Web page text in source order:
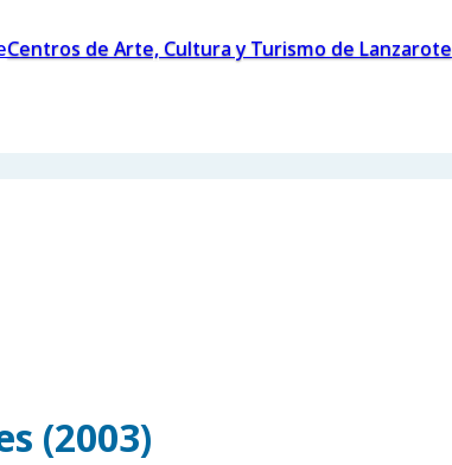
Centros de Arte, Cultura y Turismo de Lanzarote
(2003)